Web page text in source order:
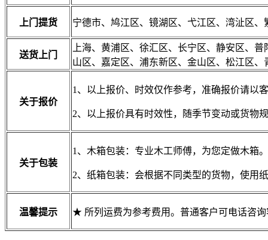
上门提货 宁德市、鸠江区、镜湖区、弋江区、湾沚区
送货上门
上海、黄浦区、徐汇区、长宁区、静安区、
山区、嘉定区、浦东新区、金山区、松江区
关于报价
1、以上报价、时效仅作参考，准确报价请以
2、以上报价具有时效性，随季节变动或货物
关于包装
1、木箱包装：专业木工师傅，为您定做木箱
2、纸箱包装：会根据不同类型的货物，使用
温馨提示 ★ 所列运费为参考费用。普通客户可电话咨